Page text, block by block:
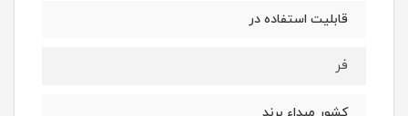
قابلیت استفاده در
فر